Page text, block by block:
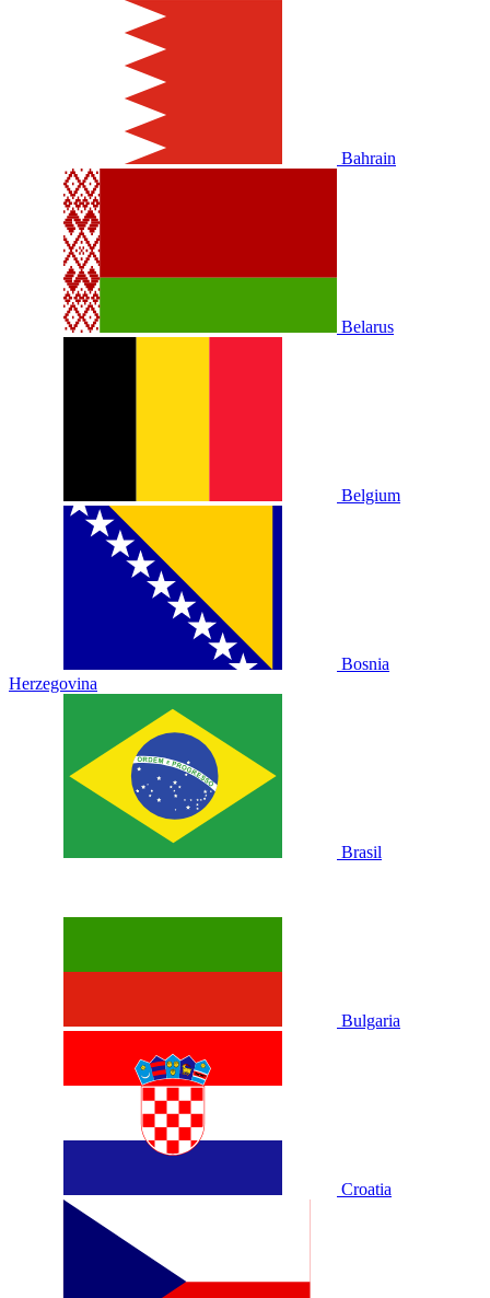
Bahrain
Belarus
Belgium
Bosnia
Herzegovina
Brasil
Bulgaria
Croatia